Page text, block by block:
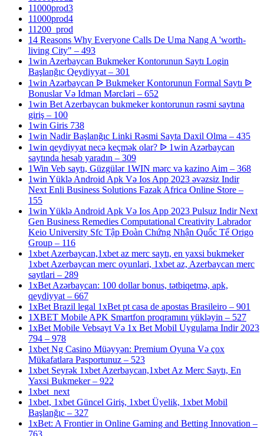
11000prod3
11000prod4
11200_prod
14 Reasons Why Everyone Calls De Uma Nang A 'worth-
living City" – 493
1win Azerbaycan Bukmeker Kontorunun Saytı Login
Başlanğıc Qeydiyyat – 301
1win Azərbaycan ᐉ Bukmeker Kontorunun Formal Saytı ᐉ
Bonuslar Və Idman Mərcləri – 652
1win Bet Azerbaycan bukmeker kontorunun rəsmi saytına
giriş – 100
1win Giris 738
1win Nadir Başlanğıc Linki Rəsmi Sayta Daxil Olma – 435
1win qeydiyyat necə keçmək olar? ᐉ 1win Azərbaycan
saytında hesab yaradın – 309
1Win Veb saytı, Güzgülər 1WIN mərc və kazino Aim – 368
1win Yüklə Android Apk Və Ios App 2023 əvəzsiz Indir
Next Enli Business Solutions Fazak Africa Online Store –
155
1win Yüklə Android Apk Və Ios App 2023 Pulsuz Indir Next
Gen Business Remedies Computational Creativity Labrador
Keio University Sfc Tập Đoàn Chứng Nhận Quốc Tế Origo
Group – 116
1xbet Azerbaycan,1xbet az merc saytı, en yaxsi bukmeker
1xbet Azerbaycan merc oyunlari, 1xbet az, Azerbaycan merc
saytlari – 289
1xBet Azərbaycan: 100 dollar bonus, tətbiqetmə, apk,
qeydiyyat – 667
1xBet Brazil legal 1xBet pt casa de apostas Brasileiro – 901
1XBET Mobile APK Smartfon proqramını yükləyin – 527
1xBet Mobile Vebsayt Və 1x Bet Mobil Uygulama Indir 2023
794 – 978
1xbet Ng Casino Müəyyən: Premium Oyuna Və çox
Mükafatlara Pasportunuz – 523
1xbet Seyrək 1xbet Azerbaycan,1xbet Az Merc Saytı, En
Yaxsi Bukmeker – 922
1xbet_next
1xbet, 1xbet Güncel Giriş, 1xbet Üyelik, 1xbet Mobil
Başlanğıc – 327
1xBet: A Frontier in Online Gaming and Betting Innovation –